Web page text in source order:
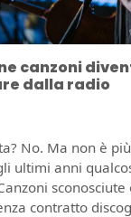
canzoni
dalla radio
No. Ma non è
ultimi anni
contratto